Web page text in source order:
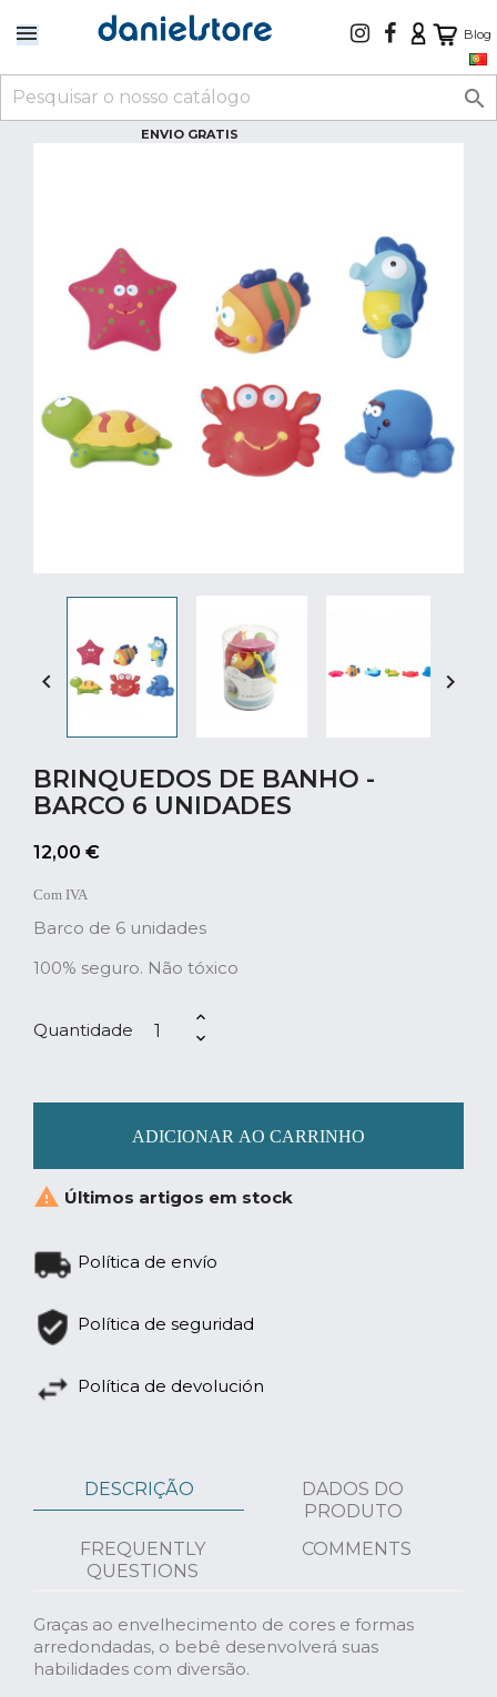
Blog

ENVIO GRATIS
 
BRINQUEDOS DE BANHO -
BARCO 6 UNIDADES
12,00 €
Com IVA
Barco de 6 unidades
100% seguro. Não tóxico
Quantidade
ADICIONAR AO CARRINHO
 Últimos artigos em stock
Política de envío
Política de seguridad
Política de devolución
DESCRIÇÃO
DADOS DO
PRODUTO
FREQUENTLY
QUESTIONS
COMMENTS
Graças ao envelhecimento de cores e formas
arredondadas, o bebê desenvolverá suas
habilidades com diversão.